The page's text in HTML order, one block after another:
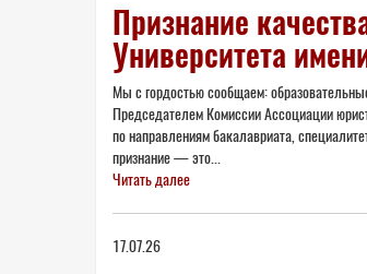
Признание
Университета
Мы с гордостью сообщаем:
Председателем Комиссии Ассоциации
по направлениям бакалавриата,
признание — это...
Читать далее
17.07.26